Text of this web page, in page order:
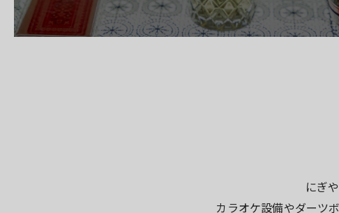
にぎ
カラオケ設備やダーツ